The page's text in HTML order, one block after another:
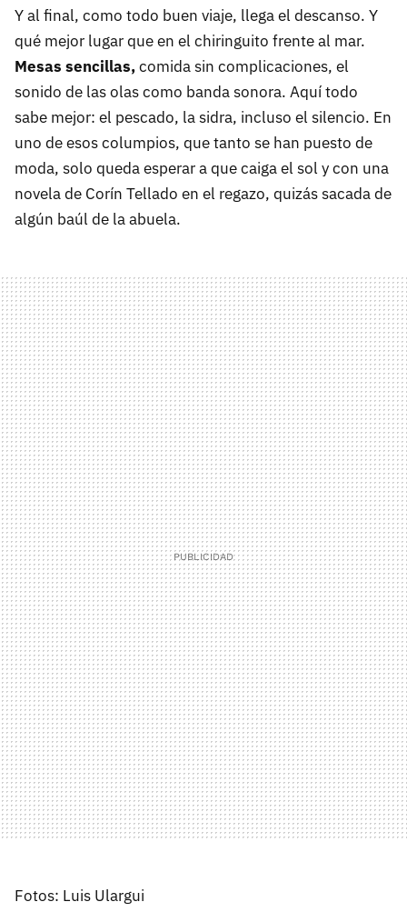
Y al final, como todo buen viaje, llega el descanso. Y
qué mejor lugar que en el chiringuito frente al mar.
Mesas sencillas,comida sin complicaciones, el
sonido de las olas como banda sonora. Aquí todo
sabe mejor: el pescado, la sidra, incluso el silencio. En
uno de esos columpios, que tanto se han puesto de
moda, solo queda esperar a que caiga el sol y con una
novela de Corín Tellado en el regazo, quizás sacada de
algún baúl de la abuela.
Fotos: Luis Ulargui